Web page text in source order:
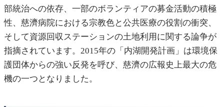
部統治への依存、一部のボランティアの募金活動の積極
性、慈濟病院における宗教色と公共医療の役割の衝突、
そして資源回収ステーションの土地利用に関する論争が
指摘されています。2015年の「内湖開発計画」は環境保
護団体からの強い反発を呼び、慈濟の広報史上最大の危
機の一つとなりました。